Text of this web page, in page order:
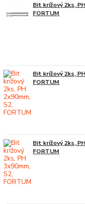
Bit krížový 2ks,
FORTUM
Bit krížový 2ks,
FORTUM
Bit krížový 2ks,
FORTUM